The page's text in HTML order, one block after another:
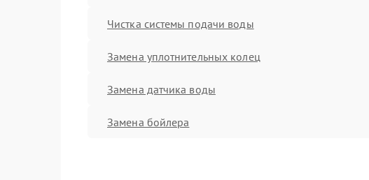
Чистка системы подачи воды
Замена уплотнительных колец
Замена датчика воды
Замена бойлера